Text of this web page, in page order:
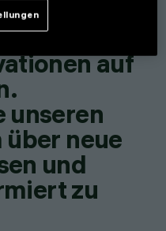
unsere
auf
unseren
neue
und
zu